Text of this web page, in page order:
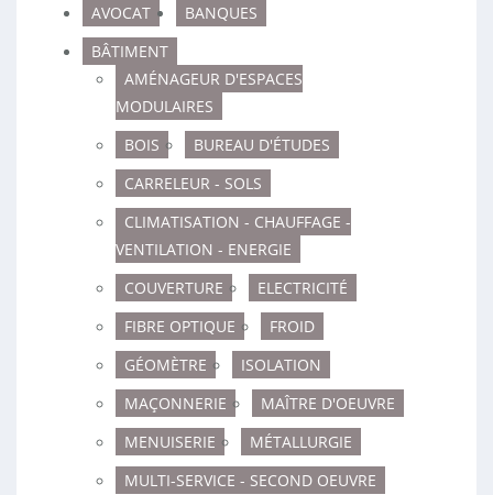
AVOCAT
BANQUES
BÂTIMENT
AMÉNAGEUR D'ESPACES
MODULAIRES
BOIS
BUREAU D'ÉTUDES
CARRELEUR - SOLS
CLIMATISATION - CHAUFFAGE -
VENTILATION - ENERGIE
COUVERTURE
ELECTRICITÉ
FIBRE OPTIQUE
FROID
GÉOMÈTRE
ISOLATION
MAÇONNERIE
MAÎTRE D'OEUVRE
MENUISERIE
MÉTALLURGIE
MULTI-SERVICE - SECOND OEUVRE